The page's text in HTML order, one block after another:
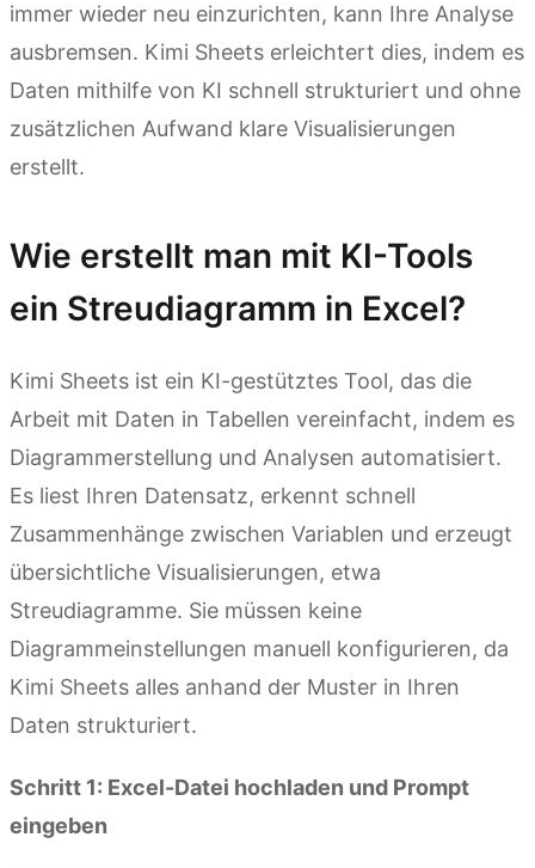
immer wieder neu einzurichten, kann Ihre Analyse
ausbremsen. Kimi Sheets erleichtert dies, indem es
Daten mithilfe von KI schnell strukturiert und ohne
zusätzlichen Aufwand klare Visualisierungen
erstellt.
Wie erstellt man mit KI-Tools
ein Streudiagramm in Excel?
Kimi Sheets ist ein KI-gestütztes Tool, das die
Arbeit mit Daten in Tabellen vereinfacht, indem es
Diagrammerstellung und Analysen automatisiert.
Es liest Ihren Datensatz, erkennt schnell
Zusammenhänge zwischen Variablen und erzeugt
übersichtliche Visualisierungen, etwa
Streudiagramme. Sie müssen keine
Diagrammeinstellungen manuell konfigurieren, da
Kimi Sheets alles anhand der Muster in Ihren
Daten strukturiert.
Schritt 1: Excel-Datei hochladen und Prompt
eingeben